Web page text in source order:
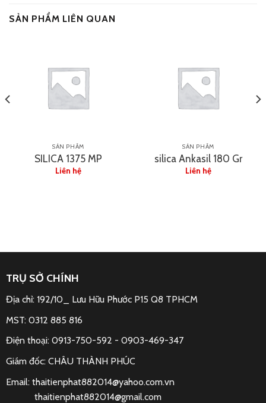
SẢN PHẨM LIÊN QUAN
SẢN PHẨM
SILICA 1375 MP
Liên hệ
SẢN PHẨM
silica Ankasil 180 Gr
Liên hệ
TRỤ SỞ CHÍNH
Địa chỉ: 192/10_ Lưu Hữu Phước P15 Q8 TPHCM
MST: 0312 885 816
Điện thoại: 0913-750-592 - 0903-469-347
Giám đốc: CHÂU THÀNH PHÚC
Email: thaitienphat882014@yahoo.com.vn
thaitienphat882014@gmail.com